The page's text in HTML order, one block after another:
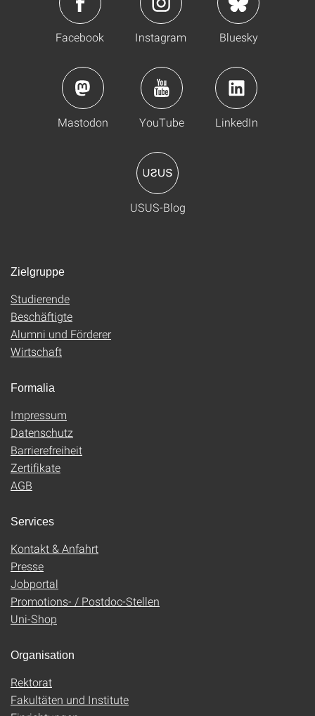
Facebook Instagram Bluesky
Mastodon YouTube LinkedIn
USUS-Blog
Zielgruppe
Studierende
Beschäftigte
Alumni und Förderer
Wirtschaft
Formalia
Impressum
Datenschutz
Barrierefreiheit
Zertifikate
AGB
Services
Kontakt & Anfahrt
Presse
Jobportal
Promotions- / Postdoc-Stellen
Uni-Shop
Organisation
Rektorat
Fakultäten und Institute